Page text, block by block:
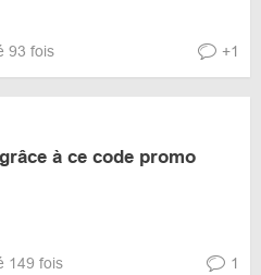
93 fois +1
à ce code promo
149 fois 1